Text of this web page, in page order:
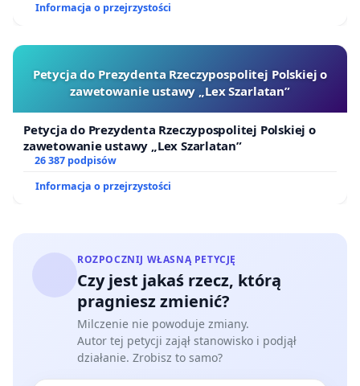
Informacja o przejrzystości
Petycja do Prezydenta Rzeczypospolitej Polskiej o
zawetowanie ustawy „Lex Szarlatan”
Petycja do Prezydenta Rzeczypospolitej Polskiej o
zawetowanie ustawy „Lex Szarlatan”
26 387 podpisów
Informacja o przejrzystości
ROZPOCZNIJ WŁASNĄ PETYCJĘ
Czy jest jakaś rzecz, którą
pragniesz zmienić?
Milczenie nie powoduje zmiany.
Autor tej petycji zajął stanowisko i podjął
działanie. Zrobisz to samo?